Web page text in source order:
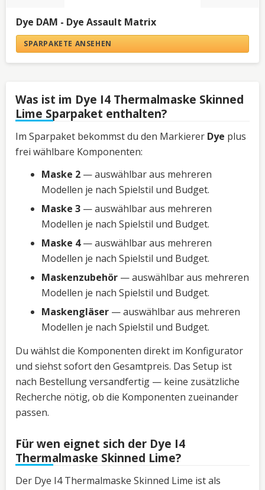
Dye DAM - Dye Assault Matrix
SPARPAKETE ANSEHEN
Was ist im Dye I4 Thermalmaske Skinned
Lime Sparpaket enthalten?
Im Sparpaket bekommst du den Markierer Dye plus
frei wählbare Komponenten:
Maske 2 — auswählbar aus mehreren
Modellen je nach Spielstil und Budget.
Maske 3 — auswählbar aus mehreren
Modellen je nach Spielstil und Budget.
Maske 4— auswählbar aus mehreren
Modellen je nach Spielstil und Budget.
Maskenzubehör — auswählbar aus mehreren
Modellen je nach Spielstil und Budget.
Maskengläser — auswählbar aus mehreren
Modellen je nach Spielstil und Budget.
Du wählst die Komponenten direkt im Konfigurator
und siehst sofort den Gesamtpreis. Das Setup ist
nach Bestellung versandfertig — keine zusätzliche
Recherche nötig, ob die Komponenten zueinander
passen.
Für wen eignet sich der Dye I4
Thermalmaske Skinned Lime?
Der Dye I4 Thermalmaske Skinned Lime ist als